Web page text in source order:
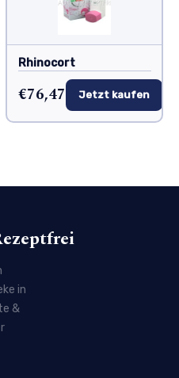
Rhinocort
€76,47 Jetzt kaufen
in
&